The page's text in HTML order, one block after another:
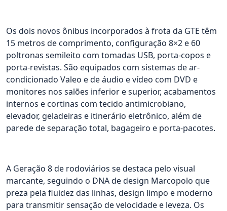
Os dois novos ônibus incorporados à frota da GTE têm
15 metros de comprimento, configuração 8×2 e 60
poltronas semileito com tomadas USB, porta-copos e
porta-revistas. São equipados com sistemas de ar-
condicionado Valeo e de áudio e vídeo com DVD e
monitores nos salões inferior e superior, acabamentos
internos e cortinas com tecido antimicrobiano,
elevador, geladeiras e itinerário eletrônico, além de
parede de separação total, bagageiro e porta-pacotes.
A Geração 8 de rodoviários se destaca pelo visual
marcante, seguindo o DNA de design Marcopolo que
preza pela fluidez das linhas, design limpo e moderno
para transmitir sensação de velocidade e leveza. Os